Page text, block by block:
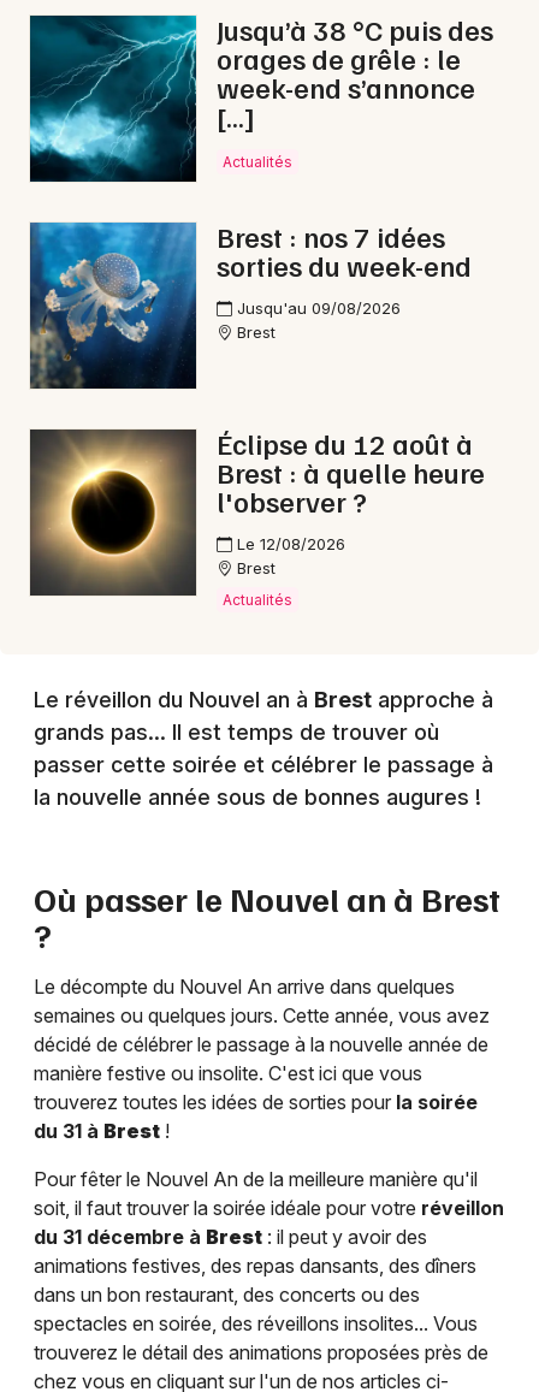
Magazine à Brest
29 - Finistère
Choisir mes départements
Mon email
Je m'abonne
Jusqu’à 38 °C puis des
orages de grêle : le
week-end s’annonce
[…]
Actualités
Brest : nos 7 idées
sorties du week-end
Jusqu'au 09/08/2026
Brest
Éclipse du 12 août à
Brest : à quelle heure
l'observer ?
Le 12/08/2026
Brest
Actualités
Le réveillon du Nouvel an à Brest approche à
grands pas... Il est temps de trouver où
passer cette soirée et célébrer le passage à
la nouvelle année sous de bonnes augures !
Où passer le Nouvel an à Brest
?
Le décompte du Nouvel An arrive dans quelques
semaines ou quelques jours. Cette année, vous avez
décidé de célébrer le passage à la nouvelle année de
manière festive ou insolite. C'est ici que vous
trouverez toutes les idées de sorties pour la soirée
du 31 à Brest !
Pour fêter le Nouvel An de la meilleure manière qu'il
soit, il faut trouver la soirée idéale pour votre réveillon
du 31 décembre à Brest : il peut y avoir des
animations festives, des repas dansants, des dîners
dans un bon restaurant, des concerts ou des
spectacles en soirée, des réveillons insolites... Vous
trouverez le détail des animations proposées près de
chez vous en cliquant sur l'un de nos articles ci-